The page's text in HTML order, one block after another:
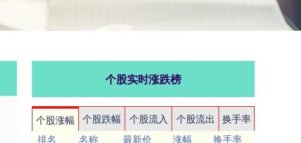
个股实时涨跌榜
个股涨幅 个股跌幅 个股流入 个股流出
换手率
排名
名称 最新价 涨幅
换手率